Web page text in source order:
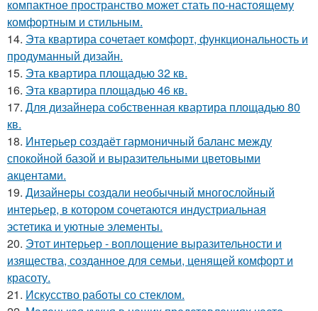
компактное пространство может стать по-настоящему
комфортным и стильным.
14. Эта квартира сочетает комфорт, функциональность и
продуманный дизайн.
15. Эта квартира площадью 32 кв.
16. Эта квартира площадью 46 кв.
17. Для дизайнера собственная квартира площадью 80
кв.
18. Интерьер создаёт гармоничный баланс между
спокойной базой и выразительными цветовыми
акцентами.
19. Дизайнеры создали необычный многослойный
интерьер, в котором сочетаются индустриальная
эстетика и уютные элементы.
20. Этот интерьер - воплощение выразительности и
изящества, созданное для семьи, ценящей комфорт и
красоту.
21. Искусство работы со стеклом.